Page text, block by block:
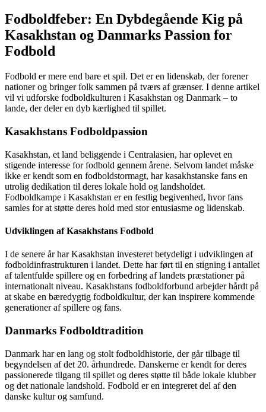
Fodboldfeber: En Dybdegående Kig på
Kasakhstan og Danmarks Passion for
Fodbold
Fodbold er mere end bare et spil. Det er en lidenskab, der forener
nationer og bringer folk sammen på tværs af grænser. I denne artikel
vil vi udforske fodboldkulturen i Kasakhstan og Danmark – to
lande, der deler en dyb kærlighed til spillet.
Kasakhstans Fodboldpassion
Kasakhstan, et land beliggende i Centralasien, har oplevet en
stigende interesse for fodbold gennem årene. Selvom landet måske
ikke er kendt som en fodboldstormagt, har kasakhstanske fans en
utrolig dedikation til deres lokale hold og landsholdet.
Fodboldkampe i Kasakhstan er en festlig begivenhed, hvor fans
samles for at støtte deres hold med stor entusiasme og lidenskab.
Udviklingen af Kasakhstans Fodbold
I de senere år har Kasakhstan investeret betydeligt i udviklingen af
fodboldinfrastrukturen i landet. Dette har ført til en stigning i antallet
af talentfulde spillere og en forbedring af landets præstationer på
internationalt niveau. Kasakhstans fodboldforbund arbejder hårdt på
at skabe en bæredygtig fodboldkultur, der kan inspirere kommende
generationer af spillere og fans.
Danmarks Fodboldtradition
Danmark har en lang og stolt fodboldhistorie, der går tilbage til
begyndelsen af det 20. århundrede. Danskerne er kendt for deres
passionerede tilgang til spillet og deres støtte til både lokale klubber
og det nationale landshold. Fodbold er en integreret del af den
danske kultur og samfund.